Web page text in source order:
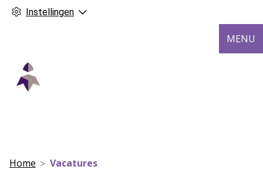
Instellingen
MENU
Home Vacatures